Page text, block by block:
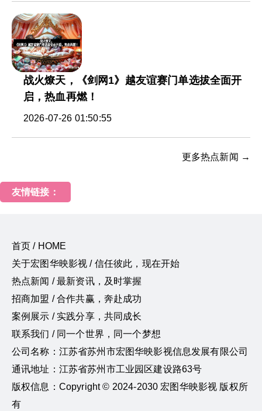
战火燎天，《剑网1》越友谊赛门单选拔全面开
启，热血再燃！
2026-07-26 01:50:55
更多热点新闻 →
友情链接：
首页 / HOME
关于宏图华映影视 / 信任彼此，现在开始
热点新闻 / 最新资讯，及时掌握
招商加盟 / 合作共赢，奔赴成功
案例展示 / 实践分享，共同成长
联系我们 / 同一个世界，同一个梦想
公司名称：江苏省苏州市宏图华映影视信息发展有限公司
通讯地址：江苏省苏州市工业园区建设路63号
版权信息：Copyright © 2024-2030 宏图华映影视 版权所
有